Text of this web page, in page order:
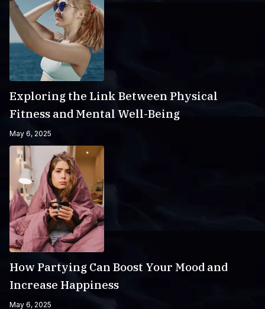
Exploring the Link Between Physical
Fitness and Mental Well-Being
May 6, 2025
How Partying Can Boost Your Mood and
Increase Happiness
May 6, 2025